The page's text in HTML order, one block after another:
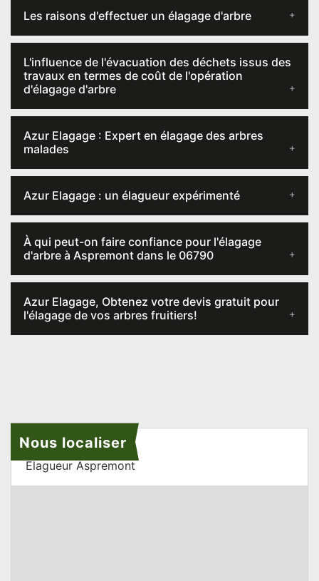
Les raisons d'effectuer un élagage d'arbre
L'influence de l'évacuation des déchets issus des
travaux en termes de coût de l'opération
d'élagage d'arbre
Azur Elagage : Expert en élagage des arbres
malades
Azur Elagage : un élagueur expérimenté
À qui peut-on faire confiance pour l'élagage
d'arbre à Aspremont dans le 06790
Azur Elagage, Obtenez votre devis gratuit pour
l'élagage de vos arbres fruitiers!
Nous localiser
Elagueur Aspremont